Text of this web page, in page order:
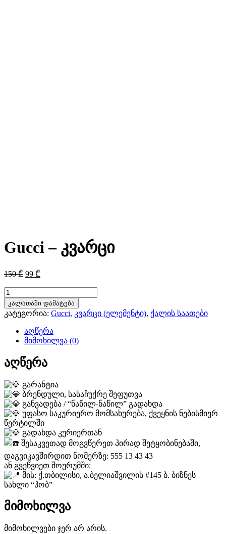
Gucci – კვარცი
150₾ Original
was:
150 ₾.
99 ₾
is:
99 ₾.
რაოდენობა:
Gucci
-
კვარცი
კალათაში დამატება
კატეგორია: Gucci, კვარცი (ელემენტი), ქალის საათები
აღწერა
მიმოხილვა (0)
აღწერა
გარანტია
ბრენდული, სასაჩუქრე შეფუთვა
განვადება / “ნაწილ-ნაწილ” გადახდა
უფასო საკურიერო მომსახურება, ქვეყნის ნებისმიერ
წერტილში
გადახდა კურიერთან
შესაკვეთად მოგვწერეთ პირად შეტყობინებაში,
დაგვიკავშირდით ნომერზე: 555 13 43 43
ან გვეწვიეთ შოურუმში:
მის: ქ.თბილისი, ა.ბელიაშვილის #145 ბ. ბიზნეს
სახლი “ჰობ”
მიმოხილვა
მიმოხილვები ჯერ არ არის.